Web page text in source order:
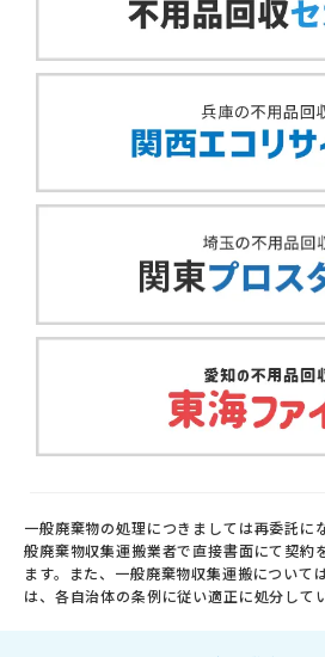
一般廃棄物の処理につきましては再委託に
般廃棄物収集運搬業者で直接書面にて契約
ます。また、一般廃棄物収集運搬について
は、各自治体の条例に従い適正に処分して